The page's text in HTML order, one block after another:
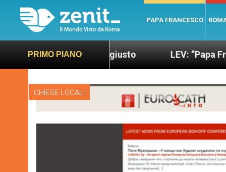
PAPA FRANCESCO
PRIMO PIANO
più sano e giusto LEV: “Papa Francesco.
CHIESE LOCALI